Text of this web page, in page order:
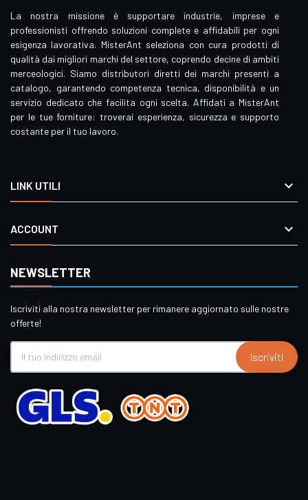
La nostra missione è supportare industrie, imprese e
professionisti offrendo soluzioni complete e affidabili per ogni
esigenza lavorativa. MisterAnt seleziona con cura prodotti di
qualità dai migliori marchi del settore, coprendo decine di ambiti
merceologici. Siamo distributori diretti dei marchi presenti a
catalogo, garantendo competenza tecnica, disponibilità e un
servizio dedicato che facilita ogni scelta. Affidati a MisterAnt
per le tue forniture: troverai esperienza, sicurezza e supporto
costante per il tuo lavoro.
LINK UTILI 
ACCOUNT 
NEWSLETTER
Iscriviti alla nostra newsletter per rimanere aggiornato sulle nostre
offerte!
Iscriviti